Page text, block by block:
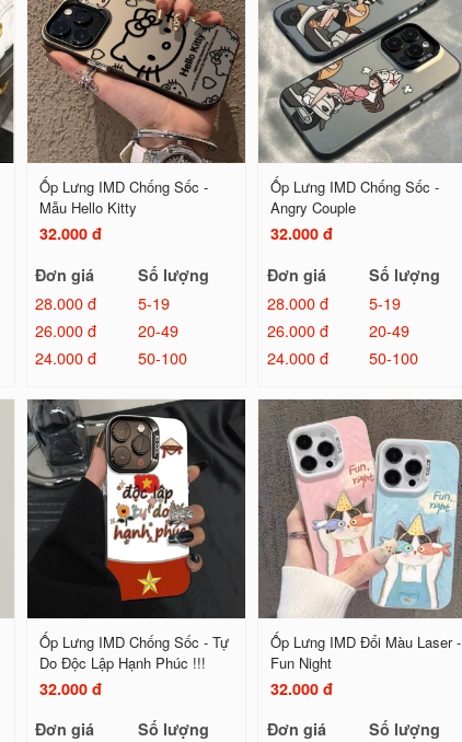
Ốp Lưng IMD Chống Sốc -
Mẫu Hello Kitty
32.000 đ
Đơn giá
Số lượng
28.000 đ
5-19
26.000 đ
20-49
24.000 đ
50-100
Ốp Lưng IMD Chống Sốc -
Angry Couple
32.000 đ
Đơn giá
Số lượng
28.000 đ
5-19
26.000 đ
20-49
24.000 đ
50-100
Ốp Lưng IMD Chống Sốc - Tự
Do Độc Lập Hạnh Phúc !!!
32.000 đ
Đơn giá
Số lượng
Ốp Lưng IMD Đổi Màu Laser -
Fun Night
32.000 đ
Đơn giá
Số lượng